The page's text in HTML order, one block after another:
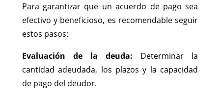
Para garantizar que un acuerdo de pago sea
efectivo y beneficioso, es recomendable seguir
estos pasos:
Evaluación de la deuda: Determinar la
cantidad adeudada, los plazos y la capacidad
de pago del deudor.